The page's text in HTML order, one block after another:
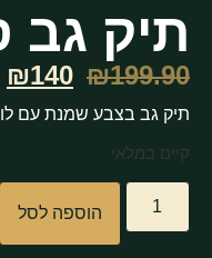
תיק גב
₪199.90
₪140
תיק גב בצבע שמנת עם
קיים במלאי
הוספה לסל